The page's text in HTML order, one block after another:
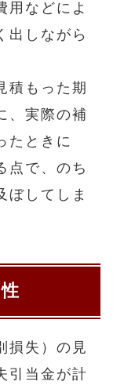
用などによ
出しながら
積もった期
、実際の補
たときに
点で、のち
ぼしてしま
損失）の見
引当金が計